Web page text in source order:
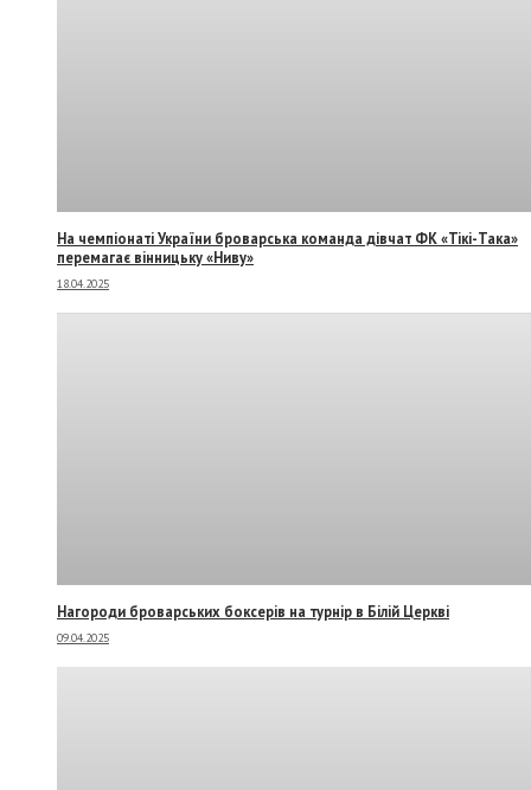
На чемпіонаті України броварська команда дівчат ФК «Тікі-Така»
перемагає вінницьку «Ниву»
18.04.2025
Нагороди броварських боксерів на турнір в Білій Церкві
09.04.2025